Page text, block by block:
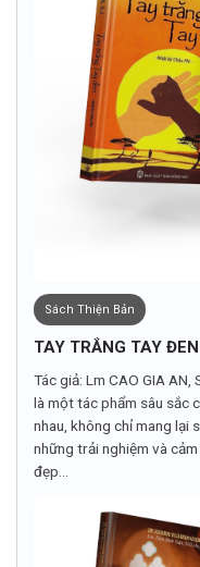
Sách Thiện Bản
TAY TRẮNG TAY
Tác giả: Lm CAO GIA AN,
là một tác phẩm sâu sắc
nhau, không chỉ mang lại
những trải nghiệm và
đẹp...